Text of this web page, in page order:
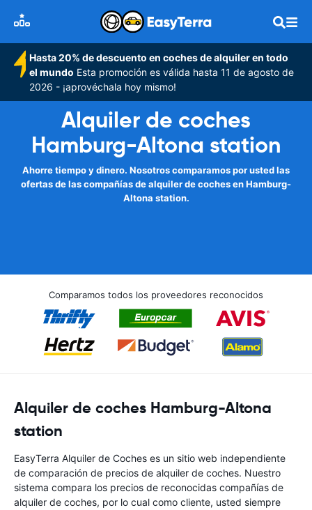
Hasta 20% de descuento en coches de alquiler en todo
el mundo Esta promoción es válida hasta 11 de agosto de
2026 - ¡aprovéchala hoy mismo!
Alquiler de coches
Hamburg-Altona station
Ahorre tiempo y dinero. Nosotros comparamos por usted las
ofertas de las compañías de alquiler de coches en Hamburg-
Altona station.
Comparamos todos los proveedores reconocidos
Alquiler de coches Hamburg-Altona
station
EasyTerra Alquiler de Coches es un sitio web independiente
de comparación de precios de alquiler de coches. Nuestro
sistema compara los precios de reconocidas compañías de
alquiler de coches, por lo cual como cliente, usted siempre